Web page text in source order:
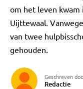
om het leven kwam
Uijttewaal.
van twee
gehouden.
Geschreven
Redactie